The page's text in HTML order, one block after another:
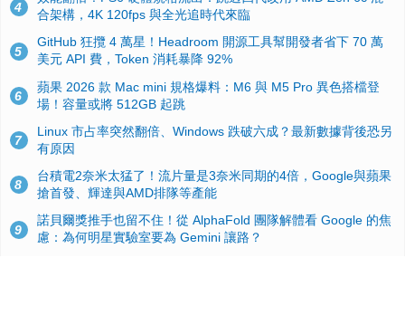
4
合架構，4K 120fps 與全光追時代來臨
5
GitHub 狂攬 4 萬星！Headroom 開源工具幫開發者省下 70 萬
美元 API 費，Token 消耗暴降 92%
6
蘋果 2026 款 Mac mini 規格爆料：M6 與 M5 Pro 異色搭檔登
場！容量或將 512GB 起跳
7
Linux 市占率突然翻倍、Windows 跌破六成？最新數據背後恐另
有原因
8
台積電2奈米太猛了！流片量是3奈米同期的4倍，Google與蘋果
搶首發、輝達與AMD排隊等產能
9
諾貝爾獎推手也留不住！從 AlphaFold 團隊解體看 Google 的焦
慮：為何明星實驗室要為 Gemini 讓路？